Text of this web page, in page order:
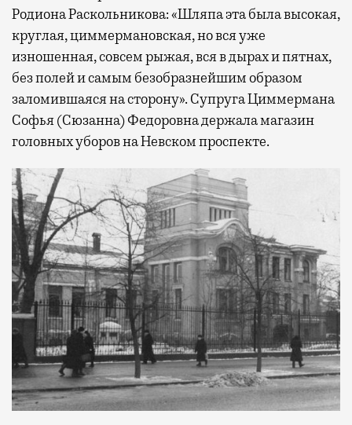
Родиона Раскольникова: «Шляпа эта была высокая,
круглая, циммермановская, но вся уже
изношенная, совсем рыжая, вся в дырах и пятнах,
без полей и самым безобразнейшим образом
заломившаяся на сторону». Супруга Циммермана
Софья (Сюзанна) Федоровна держала магазин
головных уборов на Невском проспекте.